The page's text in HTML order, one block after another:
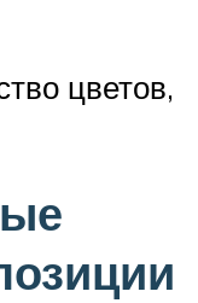
цветов,